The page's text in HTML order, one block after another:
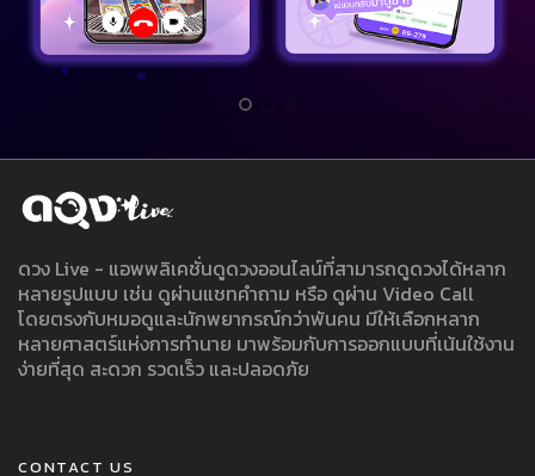
ดวง Live - แอพพลิเคชั่นดูดวงออนไลน์ที่สามารถดูดวงได้หลาก
หลายรูปแบบ เช่น ดูผ่านแชทคำถาม หรือ ดูผ่าน Video Call
โดยตรงกับหมอดูและนักพยากรณ์กว่าพันคน มีให้เลือกหลาก
หลายศาสตร์แห่งการทำนาย มาพร้อมกับการออกแบบที่เน้นใช้งาน
ง่ายที่สุด สะดวก รวดเร็ว และปลอดภัย
CONTACT US